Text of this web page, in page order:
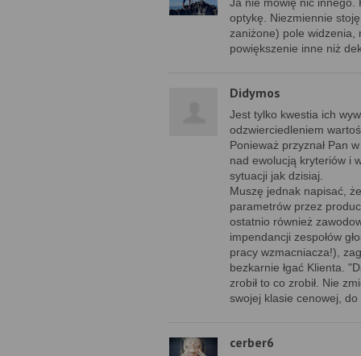
optykę. Niezmiennie
zaniżone) pole widzenia,
powiększenie inne niż
Didymos
Jest tylko kwestia ich
odzwierciedleniem
Ponieważ przyznał Pan
nad ewolucją kryteriów i
sytuacji jak dzisiaj.
Muszę jednak napisać,
parametrów przez
ostatnio również
impendancji zespołów
pracy wzmacniacza!),
bezkarnie łgać Klienta.
zrobił to co zrobił. Nie
swojej klasie cenowej,
cerber6